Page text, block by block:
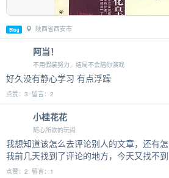
Blog 陕西省西安市
阿当！
不用假装努力，结局不会陪你演戏
好久没有静心学习 有点浮躁
点赞：3 留言：2
小桂花花
随心所欲的玩闹
我想知道该怎么去评论别人的文章，还有
我前几天找到了评论的地方，今天又找不
点赞：2 留言：1